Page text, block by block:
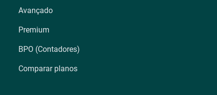
Avançado
Premium
BPO (Contadores)
Comparar planos